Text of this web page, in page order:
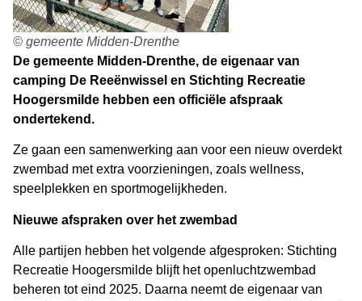
© gemeente Midden-Drenthe
De gemeente Midden-Drenthe, de eigenaar van
camping De Reeënwissel en Stichting Recreatie
Hoogersmilde hebben een officiële afspraak
ondertekend.
Ze gaan een samenwerking aan voor een nieuw overdekt
zwembad met extra voorzieningen, zoals wellness,
speelplekken en sportmogelijkheden.
Nieuwe afspraken over het zwembad
Alle partijen hebben het volgende afgesproken: Stichting
Recreatie Hoogersmilde blijft het openluchtzwembad
beheren tot eind 2025. Daarna neemt de eigenaar van